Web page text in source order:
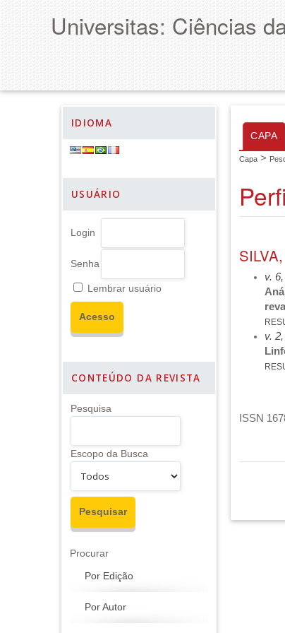
Universitas: Ciências
IDIOMA
USUÁRIO
Login
Senha
Lembrar usuário
CONTEÚDO DA REVISTA
Pesquisa
Escopo da Busca
Procurar
Por Edição
Por Autor
CAPA
Capa >
v.
v.
ISSN